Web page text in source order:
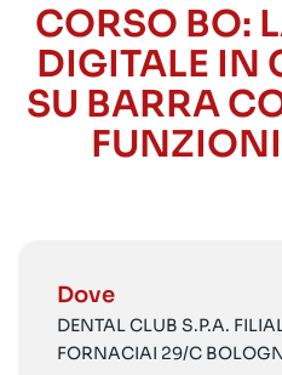
CORSO BO:
DIGITALE IN
SU BARRA
Dove
DENTAL CLUB S.P.A.
FORNACIAI 29/C